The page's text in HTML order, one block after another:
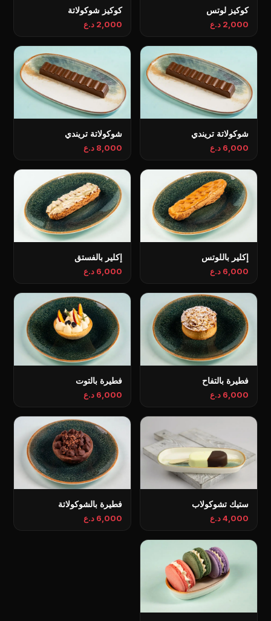
كوكيز لوتس
2,000 د.ع
كوكيز شوكولاتة
2,000 د.ع
شوكولاتة تريندي
6,000 د.ع
شوكولاتة تريندي
8,000 د.ع
إكلير باللوتس
6,000 د.ع
إكلير بالفستق
6,000 د.ع
فطيرة بالتفاح
6,000 د.ع
فطيرة بالتوت
6,000 د.ع
ستيك تشوكولاب
4,000 د.ع
فطيرة بالشوكولاتة
6,000 د.ع